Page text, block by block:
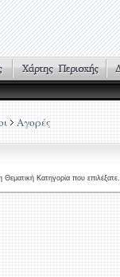
Αγορές
Κατηγορία που επιλέξατε.